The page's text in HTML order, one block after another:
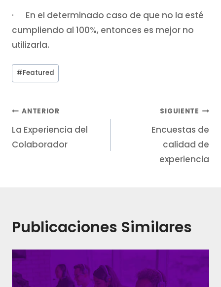
· En el determinado caso de que no la esté
cumpliendo al 100%, entonces es mejor no
utilizarla.
#Featured
ANTERIOR
La Experiencia del
Colaborador
SIGUIENTE
Encuestas de
calidad de
experiencia
Publicaciones Similares